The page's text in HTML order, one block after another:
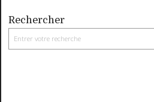
Rechercher